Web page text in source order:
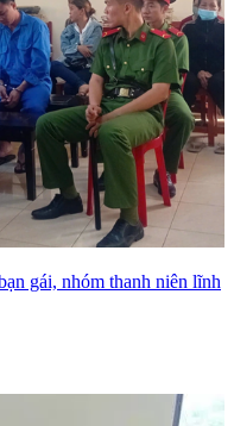
gái, nhóm thanh niên lĩnh